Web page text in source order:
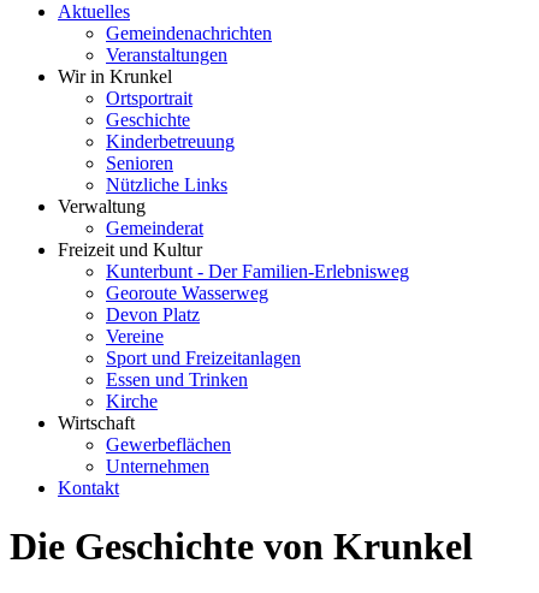
Aktuelles
Gemeindenachrichten
Veranstaltungen
Wir in Krunkel
Ortsportrait
Geschichte
Kinderbetreuung
Senioren
Nützliche Links
Verwaltung
Gemeinderat
Freizeit und Kultur
Kunterbunt - Der Familien-Erlebnisweg
Georoute Wasserweg
Devon Platz
Vereine
Sport und Freizeitanlagen
Essen und Trinken
Kirche
Wirtschaft
Gewerbeflächen
Unternehmen
Kontakt
Die Geschichte von Krunkel